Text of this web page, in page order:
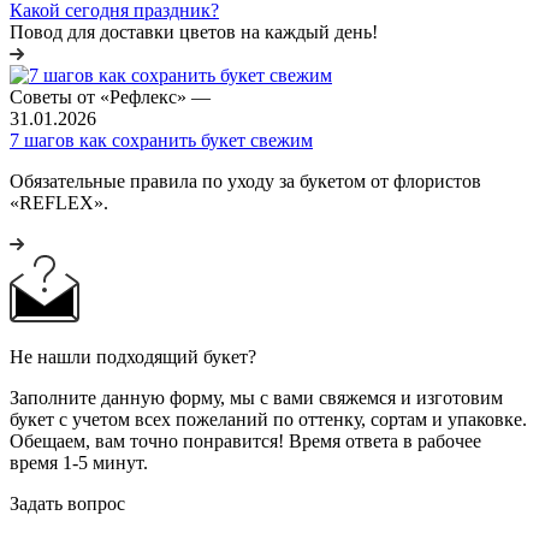
Какой сегодня праздник?
Повод для доставки цветов на каждый день!
Советы от «Рефлекс» —
31.01.2026
7 шагов как сохранить букет свежим
Обязательные правила по уходу за букетом от флористов
«REFLEX».
Не нашли подходящий букет?
Заполните данную форму, мы с вами свяжемся и изготовим
букет с учетом всех пожеланий по оттенку, сортам и упаковке.
Обещаем, вам точно понравится! Время ответа в рабочее
время 1-5 минут.
Задать вопрос